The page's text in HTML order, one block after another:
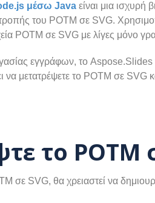
μέσω Java είναι μια ισχυρή
του POTM σε SVG.
POTM σε SVG με λίγες μόνο
εγγράφων, το
να μετατρέψετε το POTM σε SVG
το POTM
σε SVG, θα χρειαστεί να